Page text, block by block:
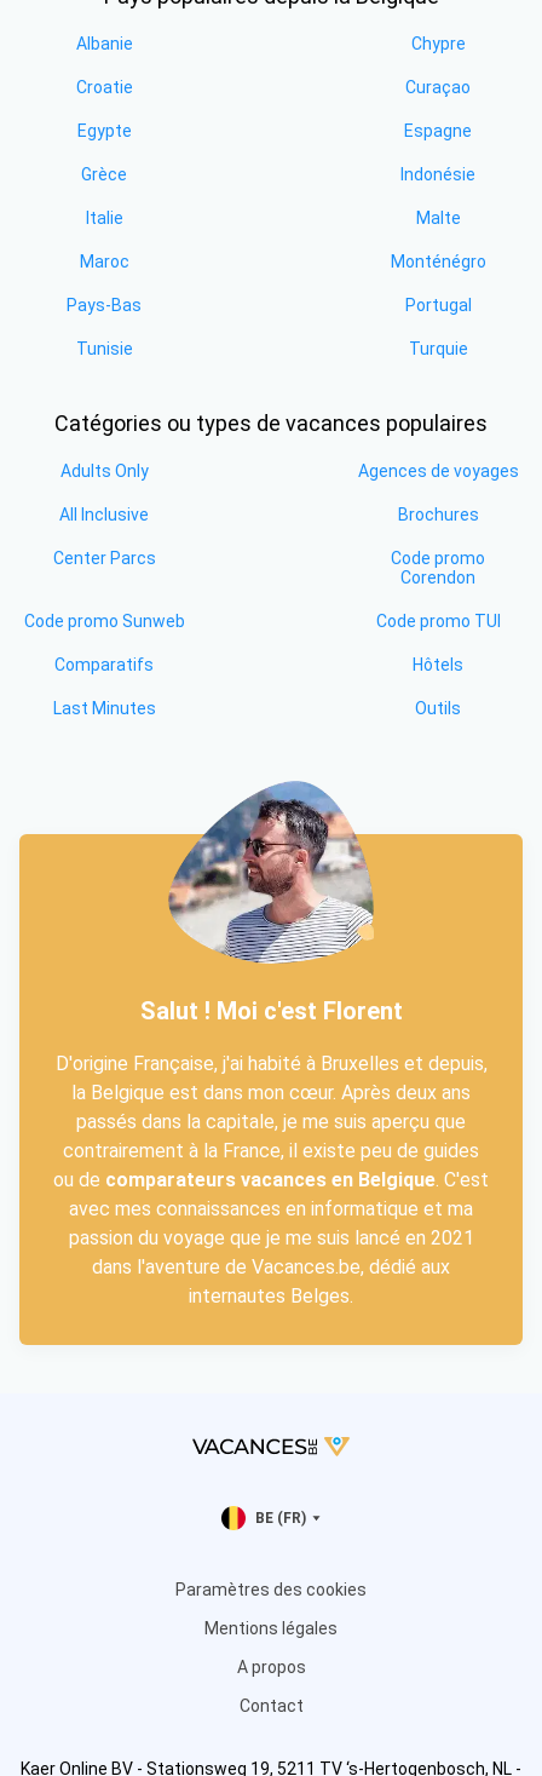
Albanie Chypre
Croatie Curaçao
Egypte Espagne
Grèce Indonésie
Italie Malte
Maroc Monténégro
Pays-Bas Portugal
Tunisie Turquie
Catégories ou types de vacances populaires
Adults Only Agences de voyages
All Inclusive Brochures
Center Parcs
Code promo
Corendon
Code promo Sunweb Code promo TUI
Comparatifs Hôtels
Last Minutes Outils
Salut ! Moi c'est Florent
D'origine Française, j'ai habité à Bruxelles et depuis,
la Belgique est dans mon cœur. Après deux ans
passés dans la capitale, je me suis aperçu que
contrairement à la France, il existe peu de guides
ou de comparateurs vacances en Belgique . C'est
avec mes connaissances en informatique et ma
passion du voyage que je me suis lancé en 2021
dans l'aventure de Vacances.be, dédié aux
internautes Belges.
BE (FR)
Paramètres des cookies
Mentions légales
A propos
Contact
Kaer Online BV - Stationsweg 19, 5211 TV ‘s-Hertogenbosch, NL -